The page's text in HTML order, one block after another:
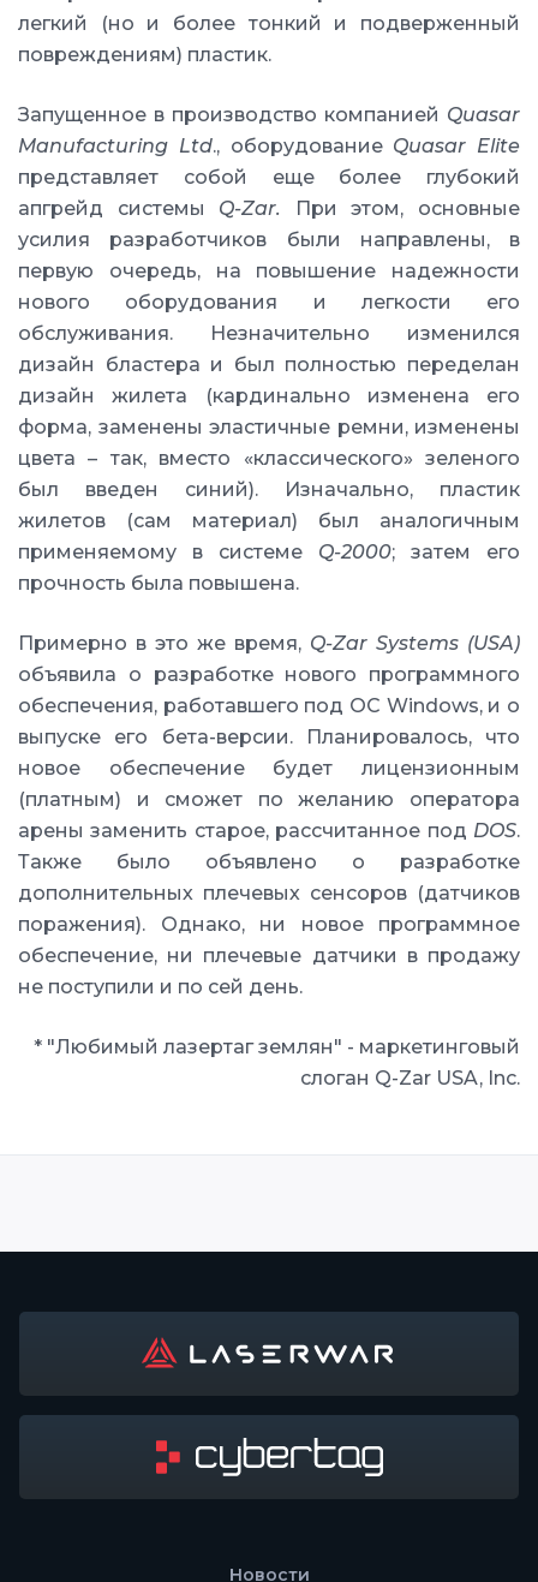
легкий (но и более тонкий и подверженный
повреждениям) пластик.
Запущенное в производство компанией Quasar
Manufacturing Ltd., оборудование Quasar Elite
представляет собой еще более глубокий
апгрейд системы Q-Zar.
При этом, основные
усилия разработчиков были направлены, в
первую очередь, на повышение надежности
нового оборудования и легкости его
обслуживания. Незначительно изменился
дизайн бластера и был полностью переделан
дизайн жилета (кардинально изменена его
форма, заменены эластичные ремни, изменены
цвета – так, вместо «классического» зеленого
был введен синий). Изначально, пластик
жилетов (сам материал) был аналогичным
применяемому в системе Q-2000; затем его
прочность была повышена.
Примерно в это же время, Q-Zar Systems (USA)
объявила о разработке нового программного
обеспечения, работавшего под ОС Windows, и о
выпуске его бета-версии. Планировалось, что
новое обеспечение будет лицензионным
(платным) и сможет по желанию оператора
арены заменить старое, рассчитанное под DOS.
Также было объявлено о разработке
дополнительных плечевых сенсоров (датчиков
поражения). Однако, ни новое программное
обеспечение, ни плечевые датчики в продажу
не поступили и по сей день.
* "Любимый лазертаг землян" - маркетинговый
слоган Q-Zar USA, Inc.
Новости